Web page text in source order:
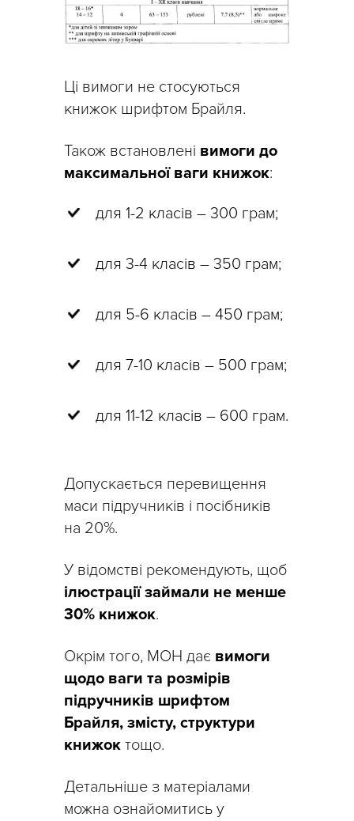
Ці вимоги не стосуються
книжок шрифтом Брайля.
Також встановлені вимоги до
максимальної ваги книжок:
для 1-2 класів – 300 грам;
для 3-4 класів – 350 грам;
для 5-6 класів – 450 грам;
для 7-10 класів – 500 грам;
для 11-12 класів – 600 грам.
Допускається перевищення
маси підручників і посібників
на 20%.
У відомстві рекомендують, щоб
ілюстрації займали не менше
30% книжок.
Окрім того, МОН дає вимоги
щодо ваги та розмірів
підручників шрифтом
Брайля, змісту, структури
книжок тощо.
Детальніше з матеріалами
можна ознайомитись у